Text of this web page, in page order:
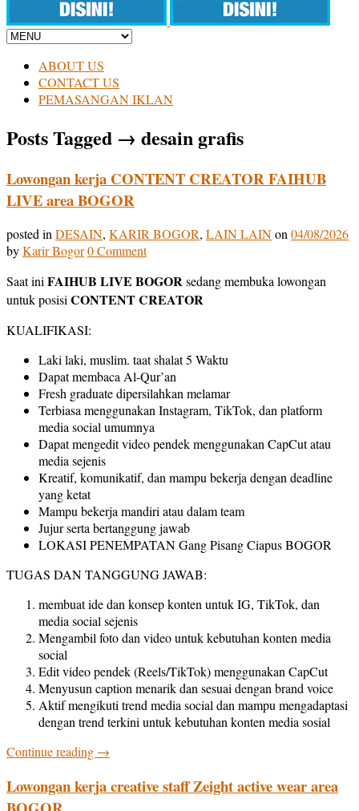
ABOUT US
CONTACT US
PEMASANGAN IKLAN
Posts Tagged → desain grafis
Lowongan kerja CONTENT CREATOR FAIHUB
LIVE area BOGOR
posted inDESAIN, KARIR BOGOR, LAIN LAINon04/08/2026
byKarir Bogor0 Comment
Saat iniFAIHUB LIVE BOGORsedang membuka lowongan
untuk posisiCONTENT CREATOR
KUALIFIKASI:
Laki laki, muslim. taat shalat 5 Waktu
Dapat membaca Al-Qur’an
Fresh graduate dipersilahkan melamar
Terbiasa menggunakan Instagram, TikTok, dan platform
media social umumnya
Dapat mengedit video pendek menggunakan CapCut atau
media sejenis
Kreatif, komunikatif, dan mampu bekerja dengan deadline
yang ketat
Mampu bekerja mandiri atau dalam team
Jujur serta bertanggung jawab
LOKASI PENEMPATAN Gang Pisang Ciapus BOGOR
TUGAS DAN TANGGUNG JAWAB:
membuat ide dan konsep konten untuk IG, TikTok, dan
media social sejenis
Mengambil foto dan video untuk kebutuhan konten media
social
Edit video pendek (Reels/TikTok) menggunakan CapCut
Menyusun caption menarik dan sesuai dengan brand voice
Aktif mengikuti trend media social dan mampu mengadaptasi
dengan trend terkini untuk kebutuhan konten media sosial
Continue reading →
Lowongan kerja creative staff Zeight active wear area